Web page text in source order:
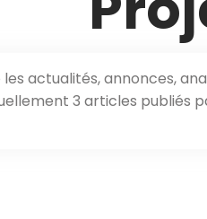
actualités, annonces,
3 articles publiés